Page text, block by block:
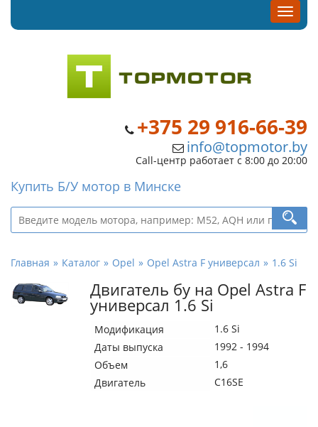
+375 29 916-66-39
info@topmotor.by
Call-центр работает с 8:00 до 20:00
Купить Б/У мотор в Минске
Главная Каталог Opel Opel Astra F универсал 1.6 Si
Двигатель бу на Opel Astra F
универсал 1.6 Si
Модификация
1.6 Si
Даты выпуска
1992 - 1994
Объем
1,6
Двигатель
C16SE